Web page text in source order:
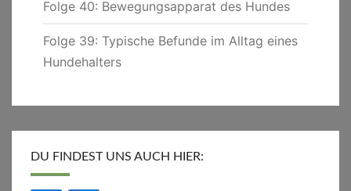
Folge 40: Bewegungsapparat des Hundes
Folge 39: Typische Befunde im Alltag eines
Hundehalters
DU FINDEST UNS AUCH HIER: